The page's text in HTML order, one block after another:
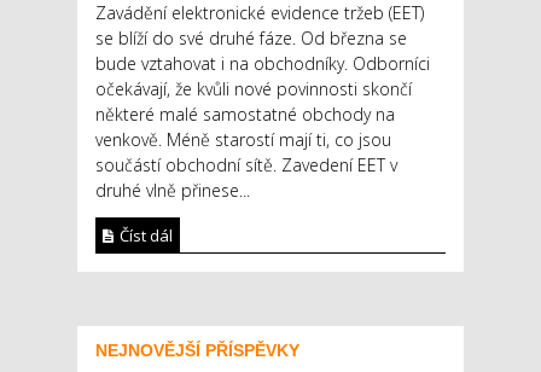
Zavádění elektronické evidence tržeb (EET)
se blíží do své druhé fáze. Od března se
bude vztahovat i na obchodníky. Odborníci
očekávají, že kvůli nové povinnosti skončí
některé malé samostatné obchody na
venkově. Méně starostí mají ti, co jsou
součástí obchodní sítě. Zavedení EET v
druhé vlně přinese...
Číst dál
NEJNOVĚJŠÍ PŘÍSPĚVKY